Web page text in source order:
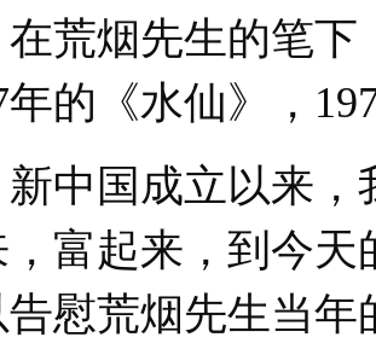
荒烟先生的笔
年的《水仙》，
国成立以来，
，富起来，到今
慰荒烟先生当年